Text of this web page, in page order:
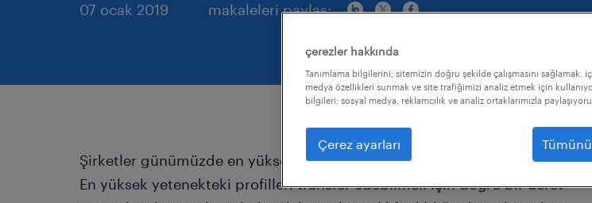
07 ocak 2019 makaleleri paylaş:
Şirketler günümüzde en yüksek yetenekleri bünyelerine katmak istiyorlar.
En yüksek yetenekteki profilleri transfer edebilmek için doğru bir ücret
çerezler hakkında
Tanımlama bilgilerini; sitemizin doğru şekilde çalışmasını sağlamak,
medya özellikleri sunmak ve site trafiğimizi analiz etmek için
bilgileri; sosyal medya, reklamcılık ve analiz ortaklarımızla
Çerez ayarları